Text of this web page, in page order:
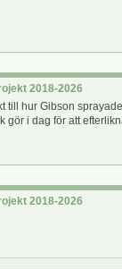
2018-2026
till hur Gibson
gör i dag för att
2018-2026